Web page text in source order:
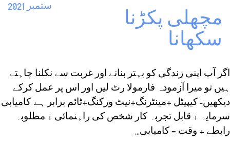
ستمبر 2021
مچھلی پکڑنا
سکھانا
اگر آپ اپنی زندگی کو بہتر بنانے اور غربت سے نکلنا چاہتے
ہیں تو میرا آزمودہ فارمولا رٹ لیں اور اس پر عمل کرکے
دیکھیں- کیپیٹل +مینٹرنگ+نیٹ ورکنگ+ٹائم برابر ہے کامیابی
سرمایہ + قابل تجربہ کار شخص کی راہنمائی + مطلوبہ
رابطے + وقت = کامیابی...